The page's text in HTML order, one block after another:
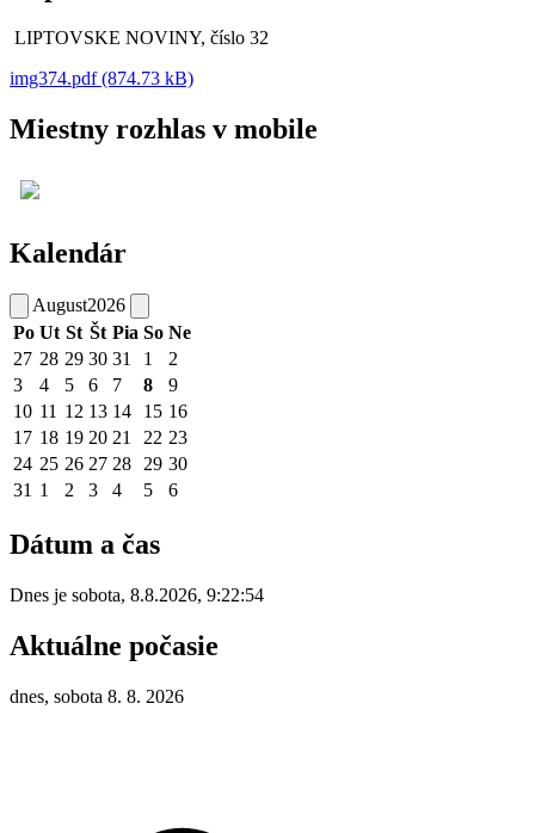
LIPTOVSKE NOVINY, číslo 32
img374.pdf (874.73 kB)
Miestny rozhlas v mobile
Kalendár
August2026
Po Ut St Št Pia So Ne
27 28 29 30 31 1
2
3
4 5 6 7 8
9
10 11 12 13 14 15 16
17 18 19 20 21 22 23
24 25 26 27 28 29 30
31 1 2 3 4 5 6
Dátum a čas
Dnes je sobota, 8.8.2026, 9:22:54
Aktuálne počasie
dnes, sobota 8. 8. 2026